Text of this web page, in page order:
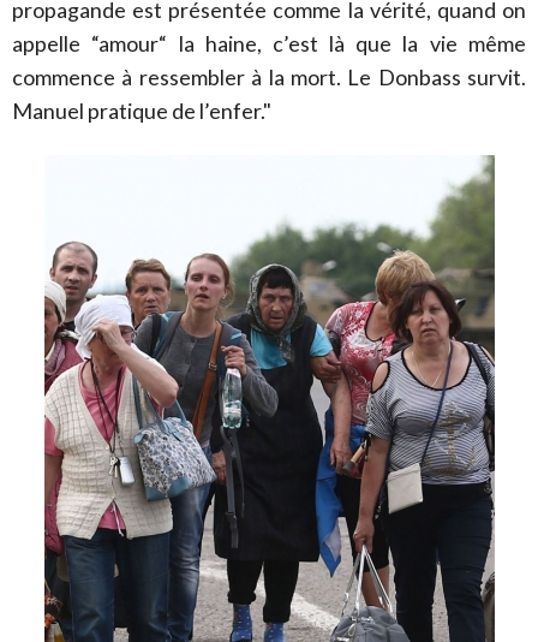
propagande est présentée comme la vérité, quand on
appelle “amour“ la haine, c’est là que la vie même
commence à ressembler à la mort. Le Donbass survit.
Manuel pratique de l’enfer."